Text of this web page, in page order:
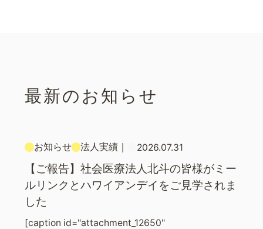
最新のお知らせ
お知らせ 法人実績 ｜ 2026.07.31
【ご報告】社会医療法人北斗の皆様がミー
ルリンクとハワイアンデイをご見学されま
した
[caption id="attachment_12650"